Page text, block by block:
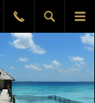
le
Afficher
la
Rappel
gratuit